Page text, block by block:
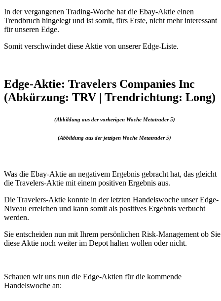
In der vergangenen Trading-Woche hat die Ebay-Aktie einen
Trendbruch hingelegt und ist somit, fürs Erste, nicht mehr interessant
für unseren Edge.
Somit verschwindet diese Aktie von unserer Edge-Liste.
Edge-Aktie: Travelers Companies Inc
(Abkürzung: TRV | Trendrichtung: Long)
(Abbildung aus der vorherigen Woche Metatrader 5)
(Abbildung aus der jetzigen Woche Metatrader 5)
Was die Ebay-Aktie an negativem Ergebnis gebracht hat, das gleicht
die Travelers-Aktie mit einem positiven Ergebnis aus.
Die Travelers-Aktie konnte in der letzten Handelswoche unser Edge-
Niveau erreichen und kann somit als positives Ergebnis verbucht
werden.
Sie entscheiden nun mit Ihrem persönlichen Risk-Management ob Sie
diese Aktie noch weiter im Depot halten wollen oder nicht.
Schauen wir uns nun die Edge-Aktien für die kommende
Handelswoche an: